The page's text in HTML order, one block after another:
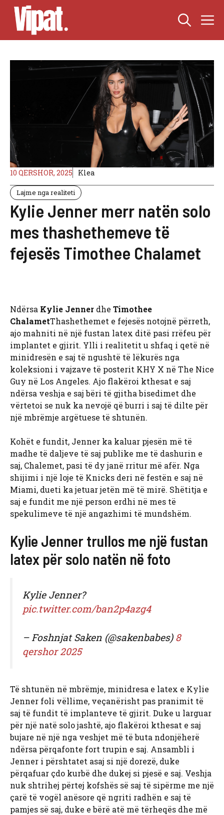
Skip
content
10 QERSHOR, 2025 Klea
Lajme nga realiteti
Kylie Jenner merr natën solo
mes thashethemeve të
fejesës Timothee Chalamet
Ndërsa Kylie Jenner dhe Timothee
ChalametThashethemet e fejesës notojnë përreth,
ajo mahniti në një fustan latex ditë pasi rrëfeu për
implantet e gjirit. Ylli i realitetit u shfaq i qetë në
minidresën e saj të ngushtë të lëkurës nga
koleksioni i vajzave të posterit KHY X në The Nice
Guy në Los Angeles. Ajo flakëroi kthesat e saj
ndërsa veshja e saj bëri të gjitha bisedimet dhe
vërtetoi se nuk ka nevojë që burri i saj të dilte për
një mbrëmje argëtuese të shtunën.
Kohët e fundit, Jenner ka kaluar pjesën më të
madhe të daljeve të saj publike me të dashurin e
saj, Chalemet, pasi të dy janë rritur më afër. Nga
shijimi i një loje të Knicks deri në festën e saj në
Miami, dueti ka jetuar jetën më të mirë. Shëtitja e
saj e fundit me një person erdhi në mes të
spekulimeve të një angazhimi të mundshëm.
Kylie Jenner trullos me një fustan
latex për solo natën në foto
Kylie Jenner?
pic.twitter.com/ban2p4azg4
– Foshnjat Saken (@sakenbabes) 8
qershor 2025
Të shtunën në mbrëmje, minidresa e latex e Kylie
Jenner foli vëllime, veçanërisht pas pranimit të
saj të fundit të implanteve të gjirit. Duke u larguar
për një natë solo jashtë, ajo flakëroi kthesat e saj
bujare në një nga veshjet më të buta ndonjëherë
ndërsa përqafonte fort trupin e saj. Ansambli i
Jenner i përshtatet asaj si një dorezë, duke
përqafuar çdo kurbë dhe dukej si pjesë e saj. Veshja
nuk shtrihej përtej kofshës së saj të sipërme me një
çarë të vogël anësore që ngriti radhën e saj të
pamjes së saj, duke e bërë atë më tërheqës dhe më